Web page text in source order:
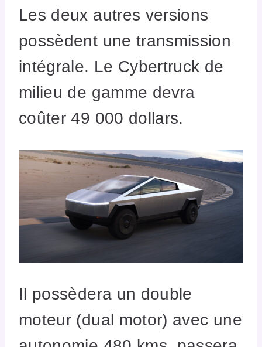
Les deux autres versions
possèdent une transmission
intégrale. Le Cybertruck de
milieu de gamme devra
coûter 49 000 dollars.
Il possèdera un double
moteur (dual motor) avec une